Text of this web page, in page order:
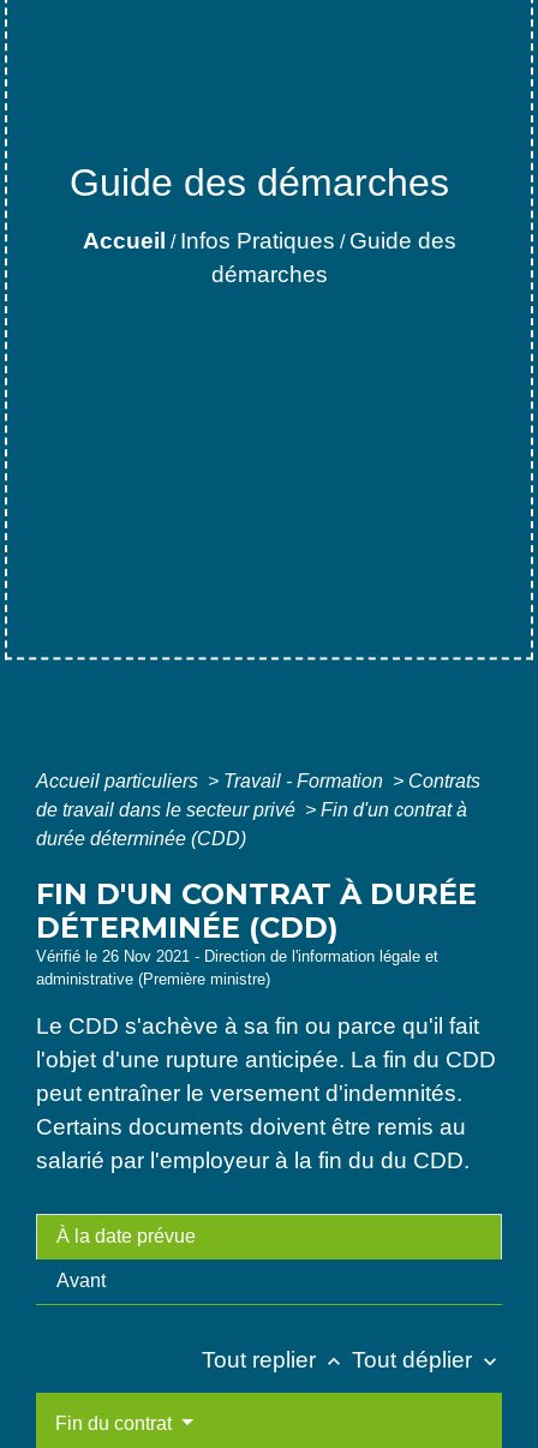
Guide des démarches
Accueil / Infos Pratiques / Guide des
démarches
Accueil particuliers > Travail - Formation > Contrats
de travail dans le secteur privé > Fin d'un contrat à
durée déterminée (CDD)
FIN D'UN CONTRAT À DURÉE
DÉTERMINÉE (CDD)
Vérifié le 26 Nov 2021 - Direction de l'information légale et
administrative (Première ministre)
Le CDD s'achève à sa fin ou parce qu'il fait
l'objet d'une rupture anticipée. La fin du CDD
peut entraîner le versement d'indemnités.
Certains documents doivent être remis au
salarié par l'employeur à la fin du du CDD.
À la date prévue
Avant
Tout replier keyboard_arrow_up Tout déplier keyboard_arrow_down
Fin du contrat